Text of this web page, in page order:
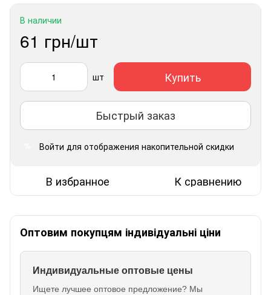
В наличии
61 грн/шт
шт Купить
Быстрый заказ
Войти для отображения накопительной скидки
В избранное К сравнению
Оптовим покупцям індивідуальні ціни
Индивидуальные оптовые цены
Ищете лучшее оптовое предложение? Мы